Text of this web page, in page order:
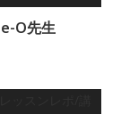
O先生